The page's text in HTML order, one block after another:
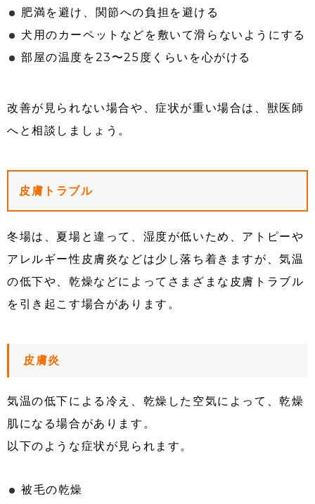
肥満を避け、関節への負担を避ける
犬用のカーペットなどを敷いて滑らないようにする
部屋の温度を23〜25度くらいを心がける
改善が見られない場合や、症状が重い場合は、獣医師
へと相談しましょう。
皮膚トラブル
冬場は、夏場と違って、湿度が低いため、アトピーや
アレルギー性皮膚炎などは少し落ち着きますが、気温
の低下や、乾燥などによってさまざまな皮膚トラブル
を引き起こす場合があります。
皮膚炎
気温の低下による冷え、乾燥した空気によって、乾燥
肌になる場合があります。
以下のような症状が見られます。
被毛の乾燥